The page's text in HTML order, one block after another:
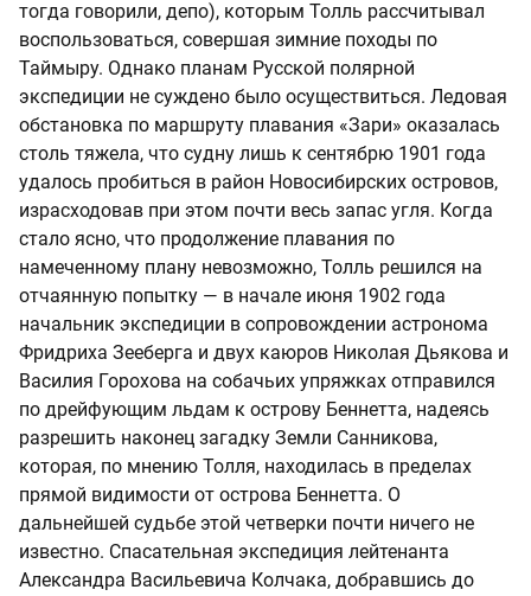
тогда говорили, депо), которым Толль рассчитывал
воспользоваться, совершая зимние походы по
Таймыру. Однако планам Русской полярной
экспедиции не суждено было осуществиться. Ледовая
обстановка по маршруту плавания «Зари» оказалась
столь тяжела, что судну лишь к сентябрю 1901 года
удалось пробиться в район Новосибирских островов,
израсходовав при этом почти весь запас угля. Когда
стало ясно, что продолжение плавания по
намеченному плану невозможно, Толль решился на
отчаянную попытку — в начале июня 1902 года
начальник экспедиции в сопровождении астронома
Фридриха Зееберга и двух каюров Николая Дьякова и
Василия Горохова на собачьих упряжках отправился
по дрейфующим льдам к острову Беннетта, надеясь
разрешить наконец загадку Земли Санникова,
которая, по мнению Толля, находилась в пределах
прямой видимости от острова Беннетта. О
дальнейшей судьбе этой четверки почти ничего не
известно. Спасательная экспедиция лейтенанта
Александра Васильевича Колчака, добравшись до